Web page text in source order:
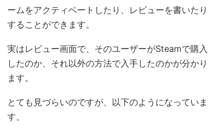
ームをアクティベートしたり、レビューを書いたり
することができます。
実はレビュー画面で、そのユーザーがSteamで購入
したのか、それ以外の方法で入手したのかが分かり
ます。
とても見づらいのですが、以下のようになっていま
す。